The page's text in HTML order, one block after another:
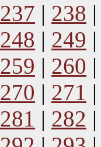
237 | 238
248 | 249
259 | 260
270 | 271
281 | 282